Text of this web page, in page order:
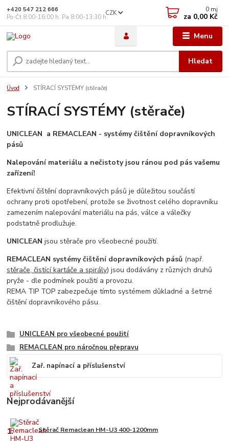
Menu
CZK
Hledat
+420 547 212 666
Po-Čt 8:00-16:00 h. Pa 8:00-13:30 h.
0 mj
za 0,00 Kč
Úvod STÍRACÍ SYSTÉMY (stěrače)
STÍRACÍ SYSTÉMY (stěrače)
UNICLEAN a REMACLEAN - systémy čištění dopravníkových
pásů
Nalepování materiálu a nečistoty jsou ránou pod pás vašemu
zařízení!
Efektivní čištění dopravníkových pásů je důležitou součástí
ochrany proti opotřebení, protože se životnost celého dopravníku
zamezením nalepování materiálu na pás, válce a válečky
podstatně prodlužuje.
UNICLEAN jsou stěrače pro všeobecné použítí.
REMACLEAN systémy čištění dopravníkových pásů (např.
stěrače, čistící kartáče a spirály) jsou dodávány z různých druhů
pryže - dle podmínek použití a provozu.
REMA TIP TOP zabezpečuje tímto systémem důkladné a šetrné
čištění dopravníkového pásu.
UNICLEAN pro všeobecné použití
REMACLEAN pro náročnou přepravu
Zař. napínací a příslušenství
Nejprodávanější
1. Stěrač Remaclean HM-U3 400-1200mm